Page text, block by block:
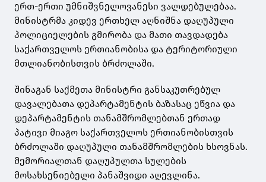
ერთ-ერთი უმნიშვნელოვანესი ვალდებულებაა.
მინისტრმა კიდევ ერთხელ აღნიშნა დაღუპული
პოლიციელების გმირობა და მათი თავდადება
საქართველოს ერთიანობისა და ტერიტორიული
მთლიანობისთვის ბრძოლაში.
შინაგან საქმეთა მინისტრი განსაკუთრებულ
დავალებათა დეპარტამენტის ბაზასაც ეწვია და
დეპარტამენტის თანამშრომლებთან ერთად
პატივი მიაგო საქართველოს ერთიანობისთვის
ბრძოლაში დაღუპული თანამშრომლების ხსოვნას.
მემორიალთან დაღუპულთა სულების
მოსახსენიებელი პანაშვიდი აღევლინა.